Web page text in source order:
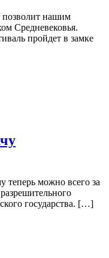
нашим
Средневековья.
пройдет в замке
теперь можно всего за
государства. […]